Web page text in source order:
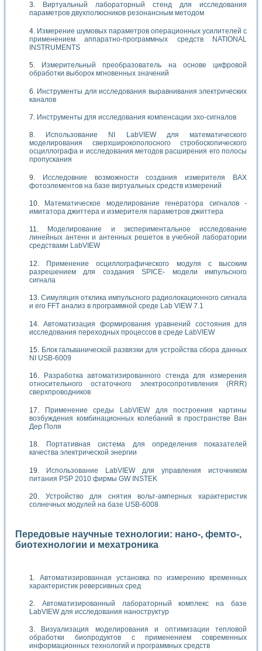
Виртуальный лабораторный стенд для исследования
параметров двухполюсников резонансным методом
Измерение шумовых параметров операционных усилителей с
применением аппаратно-программных средств NATIONAL
INSTRUMENTS
Измерительный преобразователь на основе цифровой
обработки выборок мгновенных значений
Инструменты для исследования выравнивания электрических
каналов
Инструменты для исследования компенсации эхо-сигналов
Использование NI LabVIEW для математического
моделирования сверхширокополосного стробоскопического
осциллографа и исследования методов расширения его полосы
пропускания
Исследовние возможности создания измерителя ВАХ
фотоэлементов на базе виртуальных средств измерений
Математическое моделирование генератора сигналов -
имитатора джиттера и измерителя параметров джиттера
Моделирование и экспериментальное исследование
линейных антенн и антенных решеток в учебной лаборатории
средствами LabVIEW
Применение осциллографического модуля с высоким
разрешением для создания SPICE- модели импульсного
сигнала
Симуляция отклика импульсного радиолокационного сигнала
и его FFT анализ в программной среде Lab VIEW 7.1
Автоматизация формирования уравнений состояния для
исследования переходных процессов в среде LabVIEW
Блок гальванической развязки для устройства сбора данных
NI USB-6009
Разработка автоматизированного стенда для измерения
относительного остаточного электросопротивления (RRR)
сверхпроводников
Применение среды LabVIEW для построения картины
возбуждения комбинационных колебаний в пространстве Ван
Дер Поля
Портативная система для определения показателей
качества электрической энергии
Использование LabVIEW для управления источником
питания PSP 2010 фирмы GW INSTEK
Устройство для снятия вольт-амперных характеристик
солнечных модулей на базе USB-6008
Передовые научные технологии: нано-, фемто-,
биотехнологии и мехатроника
Автоматизированная установка по измерению временных
характеристик реверсивных сред
Автоматизированный лабораторный комплекс на базе
LabVIEW для исследования наноструктур
Визуализация моделирования и оптимизации тепловой
обработки биопродуктов с применением современных
информационных технологий и программных средств